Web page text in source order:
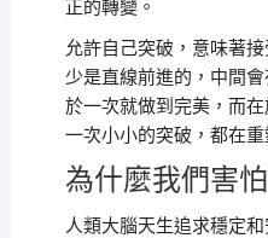
正的轉變。
允許自己突破，意味著
少是直線前進的，中間
於一次就做到完美，而
一次小小的突破，都在
為什麼我們害
人類大腦天生追求穩定